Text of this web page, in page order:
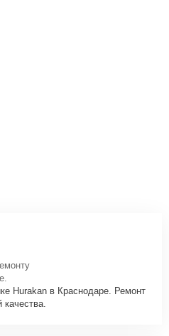
Hurakan в Краснодаре. Ремонт